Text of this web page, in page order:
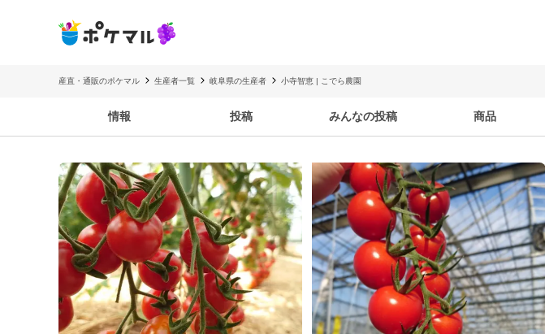
産直・通販のポケマル 生産者一覧 岐阜県の生産者 小寺智恵 | こでら農園
情報 投稿 みんなの投稿 商品